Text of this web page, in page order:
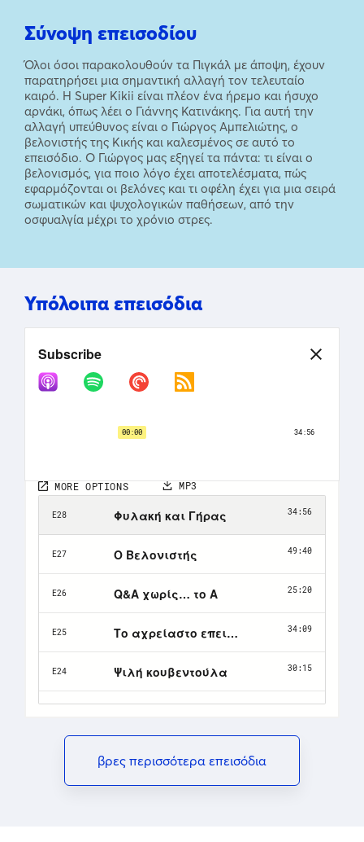
Σύνοψη επεισοδίου
Όλοι όσοι παρακολουθούν τα Πιγκάλ με άποψη, έχουν
παρατηρήσει μια σημαντική αλλαγή τον τελευταίο
καιρό. Η Super Kikii είναι πλέον ένα ήρεμο και ήσυχο
αρνάκι, όπως λέει ο Γιάννης Κατινάκης. Για αυτή την
αλλαγή υπεύθυνος είναι ο Γιώργος Αμπελιώτης, ο
βελονιστής της Κικής και καλεσμένος σε αυτό το
επεισόδιο. Ο Γιώργος μας εξηγεί τα πάντα: τι είναι ο
βελονισμός, για ποιο λόγο έχει αποτελέσματα, πώς
εφαρμόζονται οι βελόνες και τι οφέλη έχει για μια σειρά
σωματικών και ψυχολογικών παθήσεων, από την
οσφυαλγία μέχρι το χρόνιο στρες.
Υπόλοιπα επεισόδια
βρες περισσότερα επεισόδια